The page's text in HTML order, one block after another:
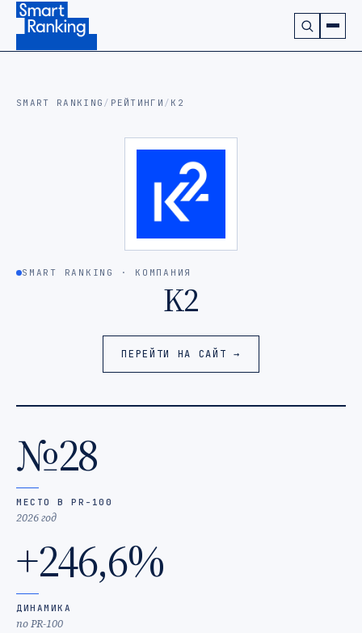
Подписаться на наш канал в Telegram (откроется в
SMART RANKING / РЕЙТИНГИ / K2
SMART RANKING · КОМПАНИЯ
K2
ПЕРЕЙТИ НА САЙТ →
№28
МЕСТО В PR-100
2026 год
+246,6%
ДИНАМИКА
по PR-100